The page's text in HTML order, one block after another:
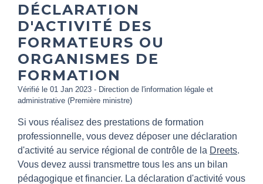
DÉCLARATION
D'ACTIVITÉ DES
FORMATEURS OU
ORGANISMES DE
FORMATION
Vérifié le 01 Jan 2023 - Direction de l'information légale et
administrative (Première ministre)
Si vous réalisez des prestations de formation
professionnelle, vous devez déposer une déclaration
d'activité au service régional de contrôle de la Dreets.
Vous devez aussi transmettre tous les ans un bilan
pédagogique et financier. La déclaration d'activité vous